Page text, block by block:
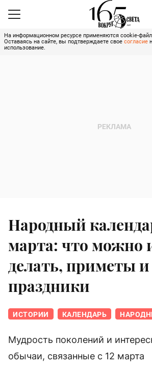
На информационном ресурсе применяются cookie-
Оставаясь на сайте, вы подтверждаете свое согласие
использование.
Народный
марта: что можно
делать, приметы и
праздники
ИСТОРИИ КАЛЕНДАРЬ
Мудрость поколений и
обычаи, связанные с 12 марта